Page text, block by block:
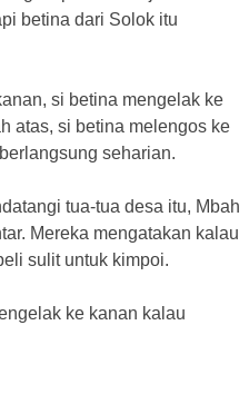
betina dari Solok itu
si betina mengelak ke
atas, si betina melengos ke
seharian.
tua-tua desa itu, Mbah
Mereka mengatakan kalau
sulit untuk kimpoi.
ke kanan kalau